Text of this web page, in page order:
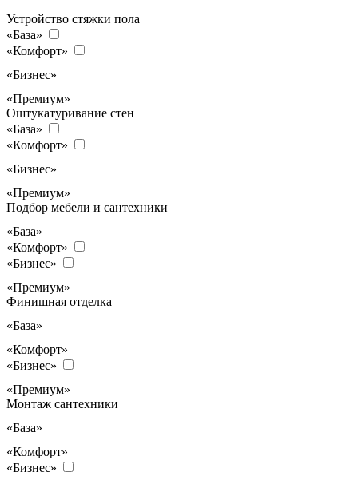
Устройство стяжки пола
«База»
«Комфорт»
«Бизнес»
«Премиум»
Оштукатуривание стен
«База»
«Комфорт»
«Бизнес»
«Премиум»
Подбор мебели и сантехники
«База»
«Комфорт»
«Бизнес»
«Премиум»
Финишная отделка
«База»
«Комфорт»
«Бизнес»
«Премиум»
Монтаж сантехники
«База»
«Комфорт»
«Бизнес»